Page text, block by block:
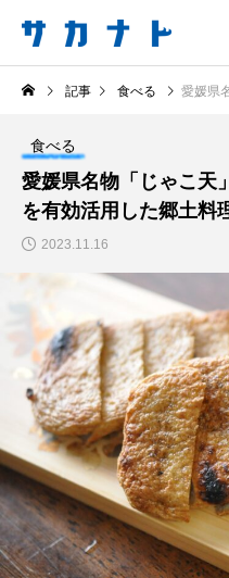
サカナをもっと好きになる
知る 食べる 楽しむ 創
注目記事 サカナを知ろう
食べる
＜ツバメウオ＞は意外
と美味しい！ “でかい
鰭”が特徴的な魚を実
際に食べてみた
椎名
と
2026.08.05
記事 食べる 愛媛県名物
食べる
愛媛県名物「じゃこ
を有効活用した郷土料
2023.11.16